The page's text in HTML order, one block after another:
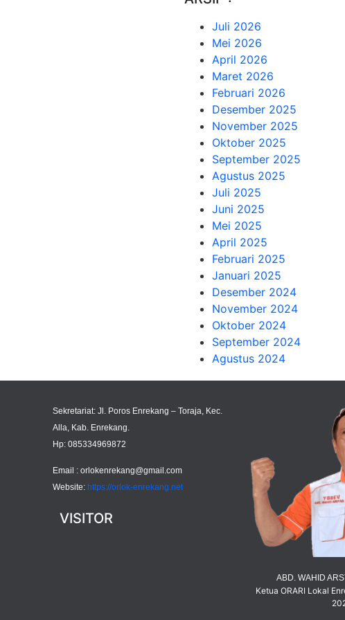
Juli 2026
Mei 2026
April 2026
Maret 2026
Februari 2026
Desember 2025
November 2025
Oktober 2025
September 2025
Agustus 2025
Juli 2025
Juni 2025
Mei 2025
April 2025
Februari 2025
Januari 2025
Desember 2024
November 2024
Oktober 2024
September 2024
Agustus 2024
Sekretariat: Jl. Poros Enrekang – Toraja, Kec.
Alla, Kab. Enrekang.
Hp: 085334969872
Email : orlokenrekang@gmail.com
Website: https://orlok-enrekang.net
VISITOR
ABD. WAHID
Ketua ORARI Lokal